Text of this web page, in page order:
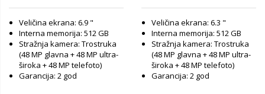
Veličina ekrana: 6.9 "
Interna memorija: 512 GB
Stražnja kamera: Trostruka
(48 MP glavna + 48 MP ultra-
široka + 48 MP telefoto)
Garancija: 2 god
Veličina ekrana: 6.3 "
Interna memorija: 512 GB
Stražnja kamera: Trostruka
(48 MP glavna + 48 MP ultra-
široka + 48 MP telefoto)
Garancija: 2 god